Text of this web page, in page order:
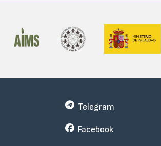
Telegram
Facebook